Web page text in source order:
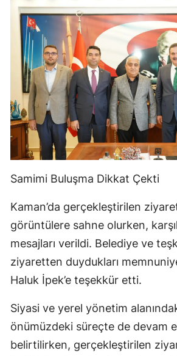
Samimi Buluşma Dikkat Çekti
Kaman’da gerçekleştirilen
görüntülere sahne olurken,
mesajları verildi. Belediye ve
ziyaretten duydukları
Haluk İpek’e teşekkür etti.
Siyasi ve yerel yönetim
önümüzdeki süreçte de devam
belirtilirken, gerçekleştirilen